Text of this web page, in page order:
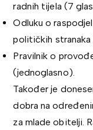
radnih tijela (7
Odluku o
političkih
Pravilnik o
(jednoglasno).
Također je
dobra na
za mlade obitelji.